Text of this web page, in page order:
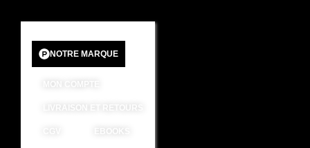
NOTRE MARQUE
MON COMPTE
EBOOKS